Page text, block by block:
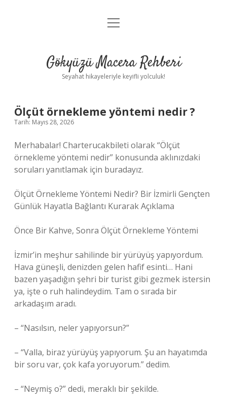
Anasayfa
Yasal Uyarı
menüyü
Gökyüzü Macera Rehberi
Seyahat hikayeleriyle keyifli yolculuk!
Ölçüt örnekleme yöntemi nedir ?
Tarih: Mayıs 28, 2026
Merhabalar! Charterucakbileti olarak “Ölçüt
örnekleme yöntemi nedir” konusunda aklınızdaki
soruları yanıtlamak için buradayız.
Ölçüt Örnekleme Yöntemi Nedir? Bir İzmirli Gençten
Günlük Hayatla Bağlantı Kurarak Açıklama
Önce Bir Kahve, Sonra Ölçüt Örnekleme Yöntemi
İzmir’in meşhur sahilinde bir yürüyüş yapıyordum.
Hava güneşli, denizden gelen hafif esinti… Hani
bazen yaşadığın şehri bir turist gibi gezmek istersin
ya, işte o ruh halindeydim. Tam o sırada bir
arkadaşım aradı.
– “Nasılsın, neler yapıyorsun?”
– “Valla, biraz yürüyüş yapıyorum. Şu an hayatımda
bir soru var, çok kafa yoruyorum.” dedim.
– “Neymiş o?” dedi, meraklı bir şekilde.